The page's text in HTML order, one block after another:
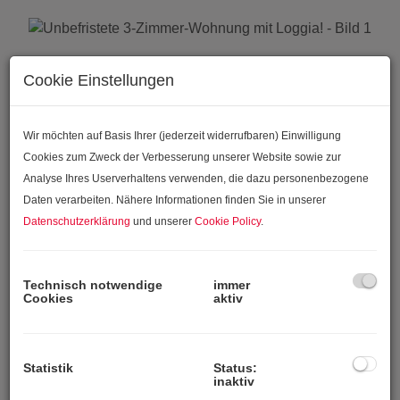
Cookie Einstellungen
Wir möchten auf Basis Ihrer (jederzeit widerrufbaren) Einwilligung
Cookies zum Zweck der Verbesserung unserer Website sowie zur
Analyse Ihres Userverhaltens verwenden, die dazu personenbezogene
Daten verarbeiten. Nähere Informationen finden Sie in unserer
Datenschutzerklärung und unserer Cookie Policy.
Technisch notwendige
Cookies
immer
aktiv
Statistik
Status:
inaktiv